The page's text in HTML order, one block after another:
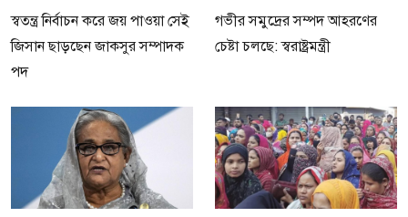
স্বতন্ত্র নির্বাচন করে জয় পাওয়া সেই
জিসান ছাড়ছেন জাকসুর সম্পাদক
পদ
গভীর সমুদ্রের সম্পদ আহরণের
চেষ্টা চলছে: স্বরাষ্ট্রমন্ত্রী